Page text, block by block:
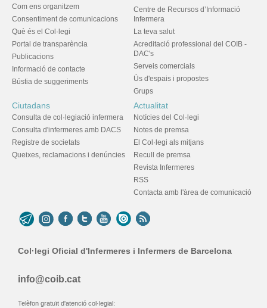
Com ens organitzem
Consentiment de comunicacions
Què és el Col·legi
Portal de transparència
Publicacions
Informació de contacte
Bústia de suggeriments
Centre de Recursos d’Informació
Infermera
La teva salut
Acreditació professional del COIB -
DAC's
Serveis comercials
Ús d'espais i propostes
Grups
Ciutadans
Consulta de col·legiació infermera
Consulta d'infermeres amb DACS
Registre de societats
Queixes, reclamacions i denúncies
Actualitat
Notícies del Col·legi
Notes de premsa
El Col·legi als mitjans
Recull de premsa
Revista Infermeres
RSS
Contacta amb l'àrea de comunicació
Col·legi Oficial d'Infermeres i Infermers de Barcelona
info@coib.cat
Telèfon gratuït d'atenció col·legial: